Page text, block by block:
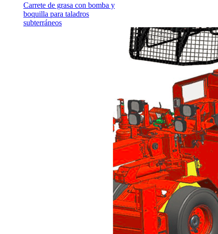
Carrete de grasa con bomba y
boquilla para taladros
subterráneos